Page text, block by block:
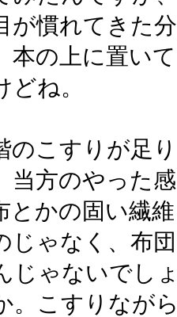
が慣れてきた
本の上に置い
ね。
のこすりが足
当方のやった
とかの固い繊
じゃなく、布
じゃないでし
。こすりなが